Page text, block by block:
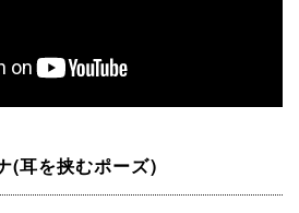
(耳を挟むポーズ)